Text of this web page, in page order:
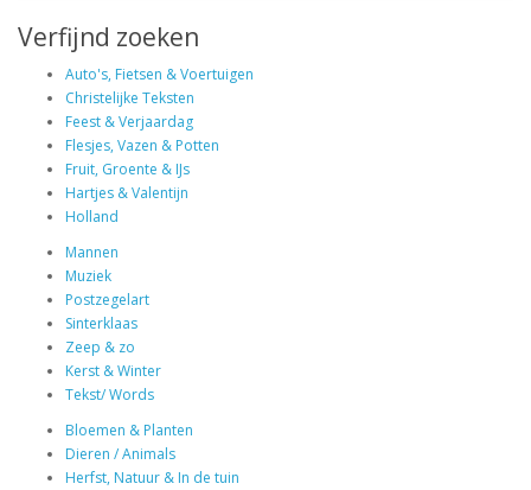
Verfijnd zoeken
Auto's, Fietsen & Voertuigen
Christelijke Teksten
Feest & Verjaardag
Flesjes, Vazen & Potten
Fruit, Groente & IJs
Hartjes & Valentijn
Holland
Mannen
Muziek
Postzegelart
Sinterklaas
Zeep & zo
Kerst & Winter
Tekst/ Words
Bloemen & Planten
Dieren / Animals
Herfst, Natuur & In de tuin